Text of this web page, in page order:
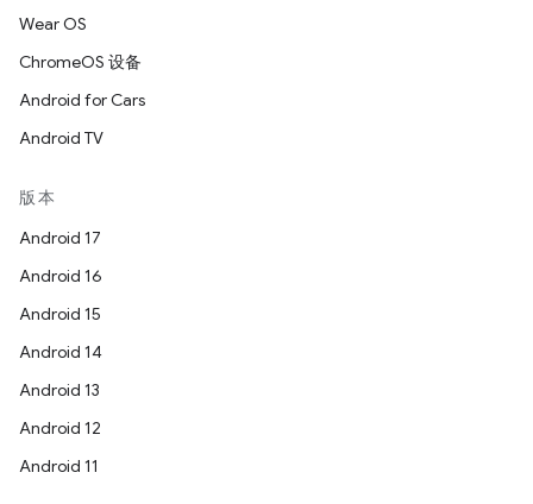
Wear OS
ChromeOS 设备
Android for Cars
Android TV
版本
Android 17
Android 16
Android 15
Android 14
Android 13
Android 12
Android 11